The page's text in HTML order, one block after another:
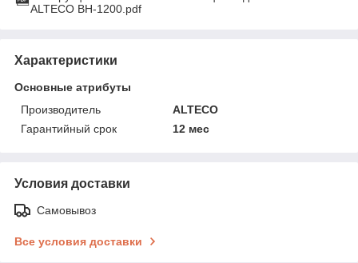
ALTECO ВН-1200.pdf
Характеристики
Основные атрибуты
Производитель
ALTECO
Гарантийный срок
12 мес
Условия доставки
Самовывоз
Все условия доставки